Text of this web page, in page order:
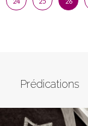
Prédications